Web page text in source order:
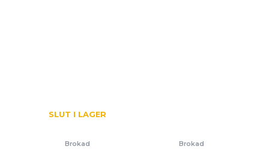
SLUT I LAGER
Brokad Brokad